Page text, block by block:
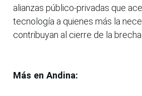
alianzas público-privadas que
tecnología a quienes más la
contribuyan al cierre de la
Más en Andina: